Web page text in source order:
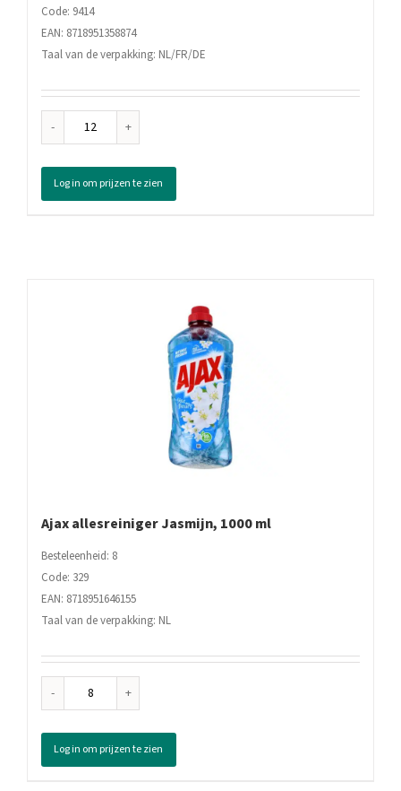
Code: 9414
EAN: 8718951358874
Taal van de verpakking: NL/FR/DE
Ajax
Spray,
750
ml
Log in om prijzen te zien
Ajax allesreiniger Jasmijn, 1000 ml
Besteleenheid: 8
Code: 329
EAN: 8718951646155
Taal van de verpakking: NL
Ajax
Jasmijn,
1000
ml
Log in om prijzen te zien